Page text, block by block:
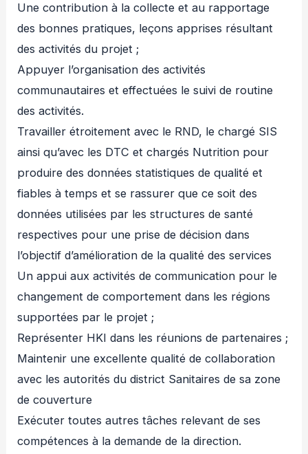
Une contribution à la collecte et au rapportage
des bonnes pratiques, leçons apprises résultant
des activités du projet ;
Appuyer l’organisation des activités
communautaires et effectuées le suivi de routine
des activités.
Travailler étroitement avec le RND, le chargé SIS
ainsi qu’avec les DTC et chargés Nutrition pour
produire des données statistiques de qualité et
fiables à temps et se rassurer que ce soit des
données utilisées par les structures de santé
respectives pour une prise de décision dans
l’objectif d’amélioration de la qualité des services
Un appui aux activités de communication pour le
changement de comportement dans les régions
supportées par le projet ;
Représenter HKI dans les réunions de partenaires ;
Maintenir une excellente qualité de collaboration
avec les autorités du district Sanitaires de sa zone
de couverture
Exécuter toutes autres tâches relevant de ses
compétences à la demande de la direction.